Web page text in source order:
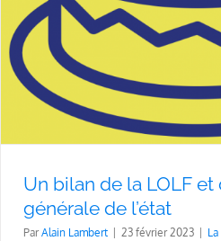
Un bilan de la LOLF
générale de l’état
ParAlain Lambert 23 février 2023